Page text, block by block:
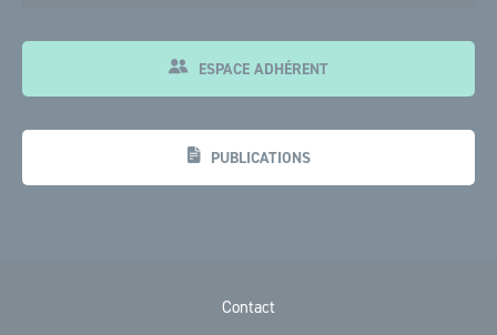
ESPACE ADHÉRENT
PUBLICATIONS
Contact